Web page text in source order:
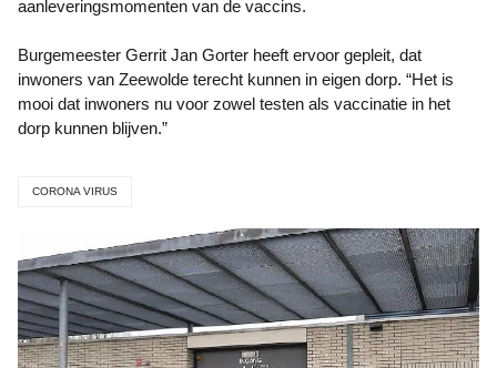
aanleveringsmomenten van de vaccins.
Burgemeester Gerrit Jan Gorter heeft ervoor gepleit, dat
inwoners van Zeewolde terecht kunnen in eigen dorp. “Het is
mooi dat inwoners nu voor zowel testen als vaccinatie in het
dorp kunnen blijven.”
CORONA VIRUS